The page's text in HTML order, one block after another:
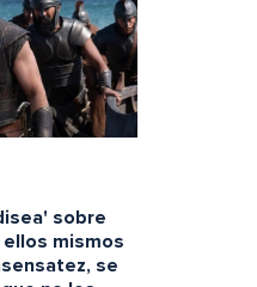
sobre
ellos mismos
se